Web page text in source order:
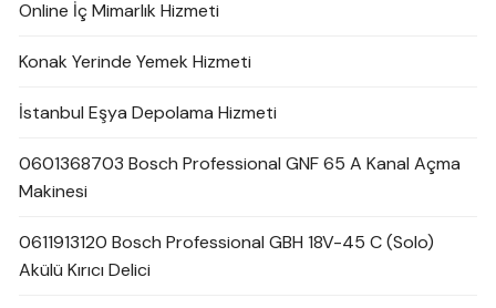
Online İç Mimarlık Hizmeti
Konak Yerinde Yemek Hizmeti
İstanbul Eşya Depolama Hizmeti
0601368703 Bosch Professional GNF 65 A Kanal Açma
Makinesi
0611913120 Bosch Professional GBH 18V-45 C (Solo)
Akülü Kırıcı Delici